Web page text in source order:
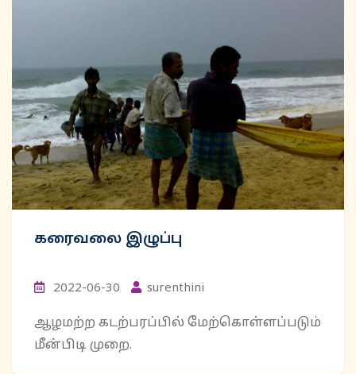
கரைவலை இழுப்பு
2022-06-30 surenthini
ஆழமற்ற கடற்பரப்பில் மேற்கொள்ளப்படும்
மீன்பிடி முறை.